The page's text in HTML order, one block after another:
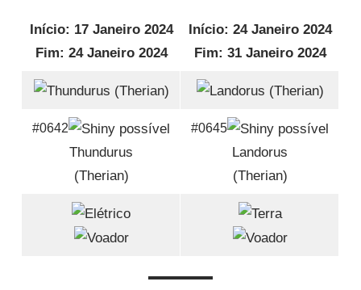
Início: 17 Janeiro 2024
Fim: 24 Janeiro 2024
#0642
Thundurus
(Therian)
Início: 24 Janeiro 2024
Fim: 31 Janeiro 2024
#0645
Landorus
(Therian)